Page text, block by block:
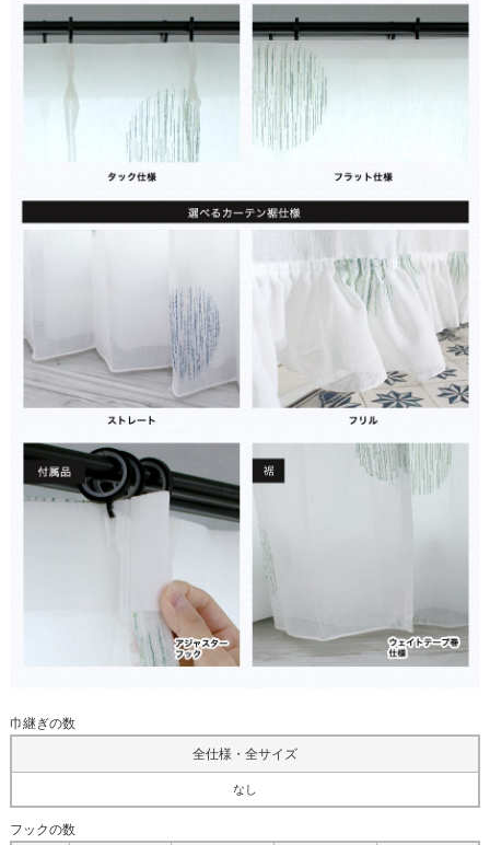
巾継ぎの数
全仕様・全サイズ
なし
フックの数